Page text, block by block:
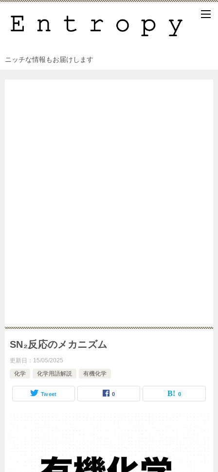
ニッチな情報もお届けします
SN₂反応のメカニズム
更新日： 15/05/2025
化学
化学用語解説 有機化学
Tweet 0 0